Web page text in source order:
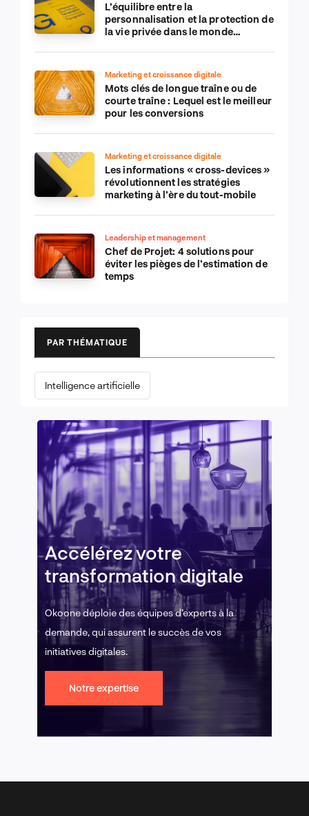
L’équilibre entre la
personnalisation et la protection de
la vie privée dans le monde
Marketing et croissance digitale
Mots clés de longue traîne ou de
courte traîne : Lequel est le meilleur
pour les conversions
Marketing et croissance digitale
Les informations « cross-devices »
révolutionnent les stratégies
marketing à l’ère du tout-mobile
Leadership et management
Chef de Projet: 4 solutions pour
éviter les pièges de l’estimation de
temps
PAR THÉMATIQUE
Intelligence artificielle
Accélérez votre
transformation digitale
Okoone déploie des équipes d’experts à la
demande, qui assurent le succès de vos
initiatives digitales.
Notre expertise